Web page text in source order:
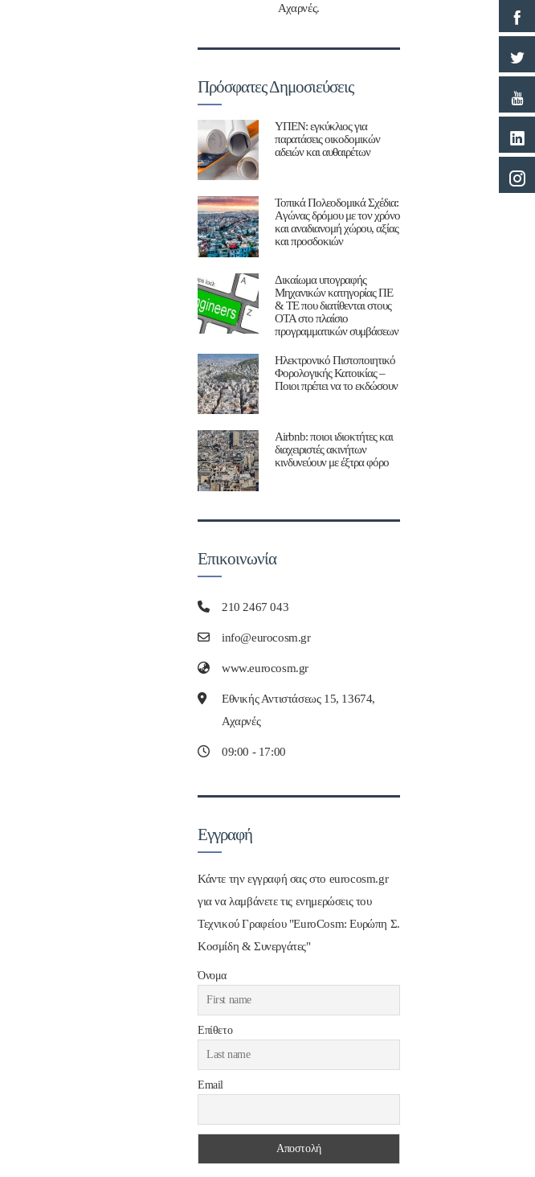
Αχαρνές.
Πρόσφατες Δημοσιεύσεις
ΥΠΕΝ: εγκύκλιος για
παρατάσεις οικοδομικών
αδειών και αυθαιρέτων
Τοπικά Πολεοδομικά Σχέδια:
Aγώνας δρόμου με τον χρόνο
και αναδιανομή χώρου, αξίας
και προσδοκιών
Δικαίωμα υπογραφής
Μηχανικών κατηγορίας ΠΕ
& ΤΕ που διατίθενται στους
ΟΤΑ στο πλαίσιο
προγραμματικών συμβάσεων
Ηλεκτρονικό Πιστοποιητικό
Φορολογικής Κατοικίας –
Ποιοι πρέπει να το εκδώσουν
Airbnb: ποιοι ιδιοκτήτες και
διαχειριστές ακινήτων
κινδυνεύουν με έξτρα φόρο
Επικοινωνία
210 2467 043
info@eurocosm.gr
www.eurocosm.gr
Εθνικής Αντιστάσεως 15, 13674,
Αχαρνές
09:00 - 17:00
Εγγραφή
Κάντε την εγγραφή σας στο eurocosm.gr
για να λαμβάνετε τις ενημερώσεις του
Τεχνικού Γραφείου "EuroCosm: Ευρώπη Σ.
Κοσμίδη & Συνεργάτες"
Όνομα
Επίθετο
Email